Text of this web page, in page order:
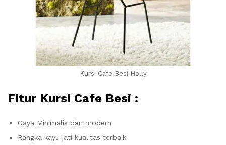
Kursi Cafe Besi Holly
Fitur Kursi Cafe Besi :
Gaya Minimalis dan modern
Rangka kayu jati kualitas terbaik